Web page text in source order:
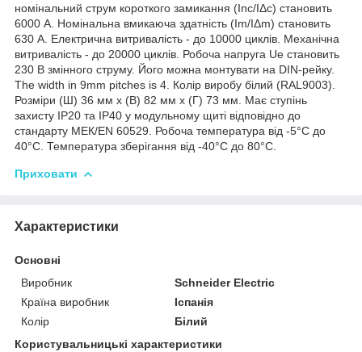
номінальний струм короткого замикання (Inc/IΔc) становить
6000 А. Номінальна вмикаюча здатність (Im/IΔm) становить
630 А. Електрична витривалість - до 10000 циклів. Механічна
витривалість - до 20000 циклів. Робоча напруга Ue становить
230 В змінного струму. Його можна монтувати на DIN-рейку.
The width in 9mm pitches is 4. Колір виробу білий (RAL9003).
Розміри (Ш) 36 мм х (В) 82 мм х (Г) 73 мм. Має ступінь
захисту IP20 та IP40 у модульному щиті відповідно до
стандарту МЕК/EN 60529. Робоча температура від -5°C до
40°C. Температура зберігання від -40°C до 80°C.
Приховати
Характеристики
Основні
Виробник
Schneider Electric
Країна виробник
Іспанія
Колір
Білий
Користувальницькі характеристики